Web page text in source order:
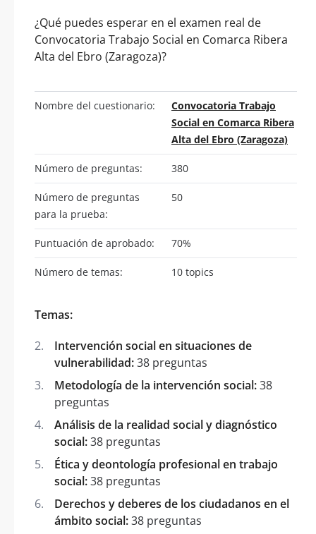
¿Qué puedes esperar en el examen real de
Convocatoria Trabajo Social en Comarca Ribera
Alta del Ebro (Zaragoza)?
Nombre del cuestionario:
Convocatoria Trabajo
Social en Comarca Ribera
Alta del Ebro (Zaragoza)
Número de preguntas: 380
Número de preguntas
para la prueba:
50
Puntuación de aprobado: 70%
Número de temas: 10 topics
Temas:
Intervención social en situaciones de
vulnerabilidad:38 preguntas
Metodología de la intervención social:38
preguntas
Análisis de la realidad social y diagnóstico
social:38 preguntas
Ética y deontología profesional en trabajo
social:38 preguntas
Derechos y deberes de los ciudadanos en el
ámbito social:38 preguntas